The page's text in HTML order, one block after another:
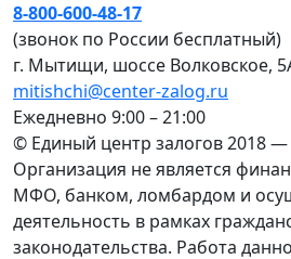
8-800-600-48-17
(звонок по России бесплатный)
г. Мытищи, шоссе Волковское,
mitishchi@center-zalog.ru
Ежедневно 9:00 – 21:00
© Единый центр залогов 2018 —
Организация не является
МФО, банком, ломбардом и
деятельность в рамках
законодательства. Работа